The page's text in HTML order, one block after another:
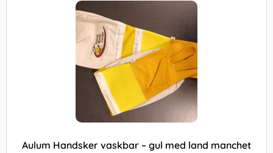
Aulum Handsker vaskbar – gul med land manchet